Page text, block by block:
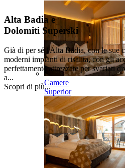
Camere
Superior
Alta Badia e
Dolomiti Superski
Già di per sé l'Alta Badia, con le sue
moderni impianti di risalita, con gli
perfettamente attrezzate per svariati
a...
Scopri di più...